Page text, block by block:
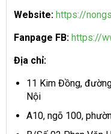
Website: https://
Fanpage FB: https://
Địa chỉ:
11 Kim Đồng,
Nội
A10, ngõ 100,